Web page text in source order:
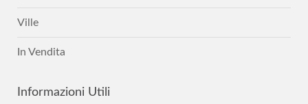
Ville
In Vendita
Informazioni Utili